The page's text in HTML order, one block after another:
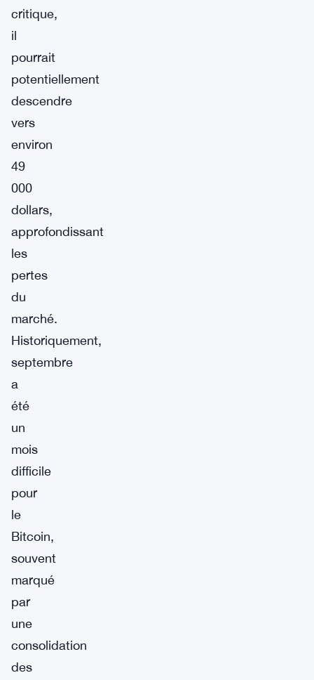
critique,
il
pourrait
potentiellement
descendre
vers
environ
49
000
dollars,
approfondissant
les
pertes
du
marché.
Historiquement,
septembre
a
été
un
mois
difficile
pour
le
Bitcoin,
souvent
marqué
par
une
consolidation
des